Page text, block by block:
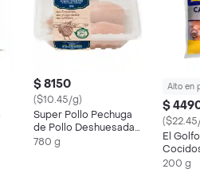
$ 8150
($10.45/g)
Super Pollo Pechuga
de Pollo Deshuesada
sin Marinar
780 g
Alto en
$
El
200 g